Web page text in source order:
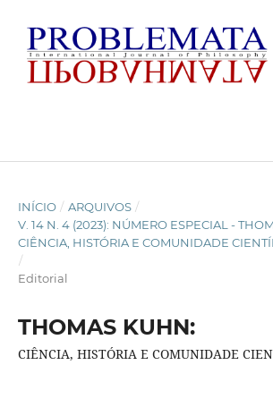
INÍCIO / ARQUIVOS /
V. 14 N. 4 (2023): NÚMERO ESPECIAL -
CIÊNCIA, HISTÓRIA E COMUNIDADE
/
Editorial
THOMAS KUHN:
CIÊNCIA, HISTÓRIA E COMUNIDADE